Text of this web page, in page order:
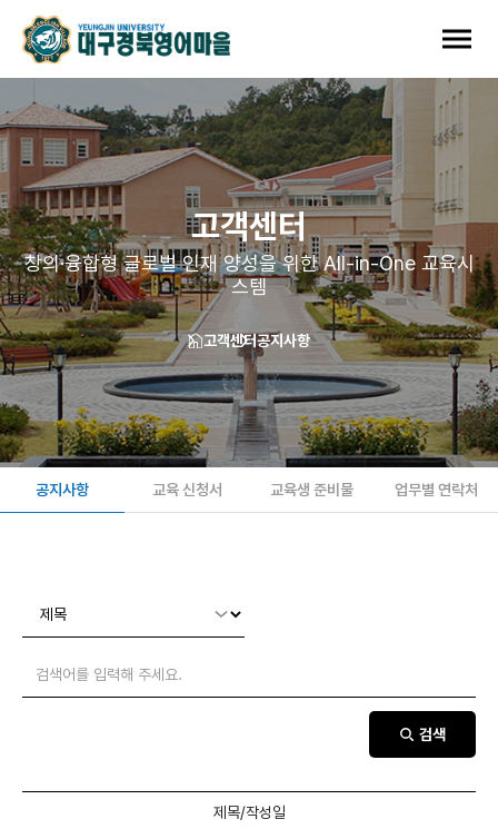
고객센터
창의·융합형 글로벌 인재 양성을 위한 All-in-One 교육시
스템
고객센터공지사항
공지사항 교육 신청서 교육생 준비물 업무별 연락처
검색